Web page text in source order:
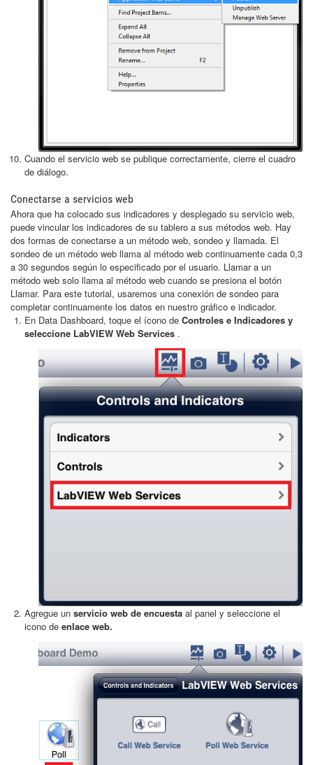
Cuando el servicio web se publique correctamente, cierre el cuadro
de diálogo.
Conectarse a servicios web
Ahora que ha colocado sus indicadores y desplegado su servicio web,
puede vincular los indicadores de su tablero a sus métodos web. Hay
dos formas de conectarse a un método web, sondeo y llamada. El
sondeo de un método web llama al método web continuamente cada 0,3
a 30 segundos según lo especificado por el usuario. Llamar a un
método web solo llama al método web cuando se presiona el botón
Llamar. Para este tutorial, usaremos una conexión de sondeo para
completar continuamente los datos en nuestro gráfico e indicador.
En Data Dashboard, toque el ícono de Controles e Indicadores y
seleccione LabVIEW Web Services .
Agregue un servicio web de encuesta al panel y seleccione el
icono de enlace web.